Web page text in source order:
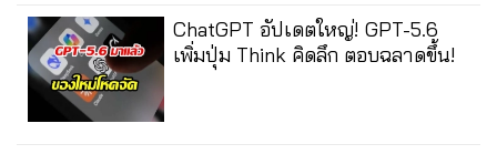
ChatGPT อัปเดตใหญ่! GPT-5.6
เพิ่มปุ่ม Think คิดลึก ตอบฉลาดขึ้น!